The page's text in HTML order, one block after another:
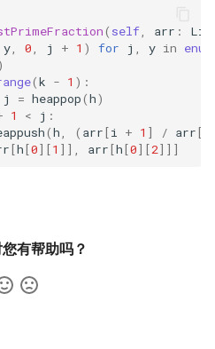
( self, arr :
y, 0, j + 1 ) for j , y in
(k - 1 ):
j = heappop(h)
1 < j :
(h, ( arr[i + 1 ] / arr[
[h[0][1 ]], arr[h[0][2]]]
有帮助吗？